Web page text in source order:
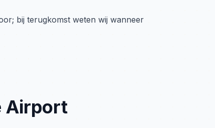
bij terugkomst weten wij wanneer
Airport